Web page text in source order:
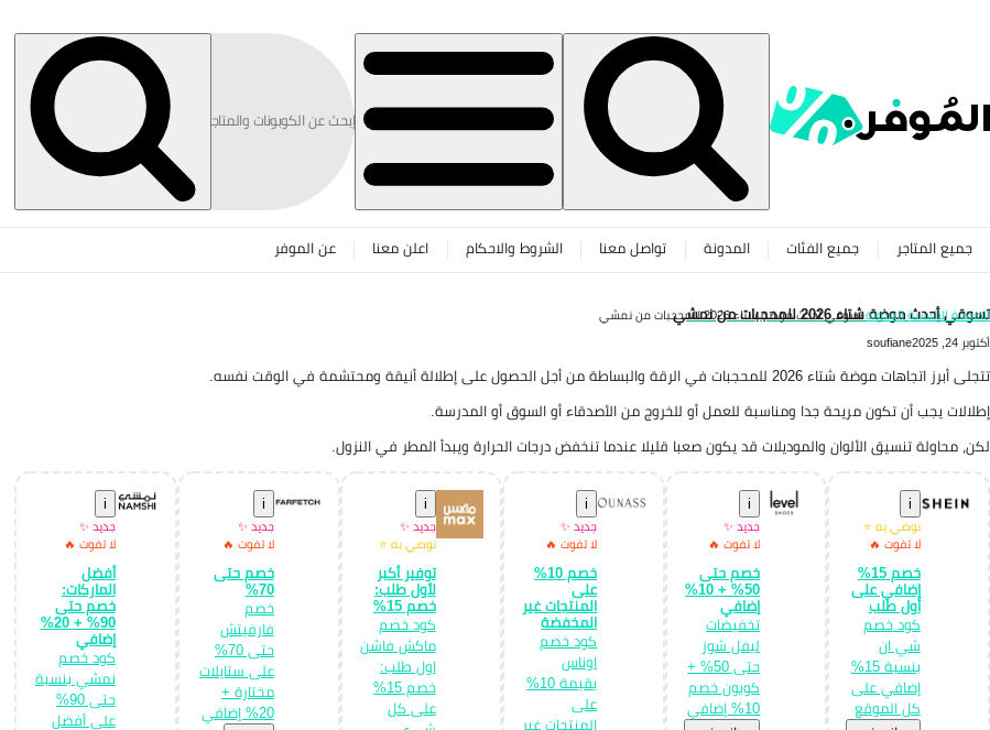
جميع المتاجر جميع الفئات المدونة تواصل معنا الشروط والاحكام اعلن معنا عن الموفر
الصفحة الرئيسيةالمدونةتسوقي أحدث موضة شتاء 2026 للمحجبات من نمشيتسوقي أحدث موضة شتاء 2026 للمحجبات من نمشي
أكتوبر 24, 2025 soufiane
تتجلى أبرز اتجاهات موضة شتاء 2026 للمحجبات في الرقة والبساطة من أجل الحصول على إطلالة أنيقة ومحتشمة في الوقت نفسه.
إطلالات يجب أن تكون مريحة جدا ومناسبة للعمل أو للخروج من الأصدقاء أو السوق أو المدرسة.
لكن، محاولة تنسيق الألوان والموديلات قد يكون صعبا قليلا عندما تنخفض درجات الحرارة ويبدأ المطر في النزول.
i
نوصي به ⭐
لا تفوت 🔥
خصم 15%
إضافي على
أول طلب
كود خصم
شي ان
بنسبة 15%
إضافي على
كل الموقع
i
جديد ✨
لا تفوت 🔥
خصم حتى
50% + 10%
إضافي
تخفيضات
ليفل شوز
حتى 50% +
كوبون خصم
10% إضافي
i
جديد ✨
لا تفوت 🔥
خصم 10%
على
المنتجات غير
المخفضة
كود خصم
اوناس
بقيمة 10%
على
المنتجات غير
i
جديد ✨
نوصي به ⭐
توفير أكبر
لأول طلب:
خصم 15%
كود خصم
ماكش فاشن
اول طلب:
خصم 15%
على كل
i
جديد ✨
لا تفوت 🔥
خصم حتى
70%
خصم
فارفيتش
حتى 70%
على ستايلات
مختارة +
20% إضافي
i
جديد ✨
لا تفوت 🔥
أفضل
الماركات:
خصم حتى
90% + 20%
إضافي
كود خصم
نمشي بنسبة
حتى 90%
على أفضل